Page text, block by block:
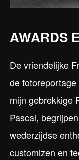
AWARDS
De vriendelijke
de
mijn gebrekkige
Pascal,
wederzijdse
customizen en